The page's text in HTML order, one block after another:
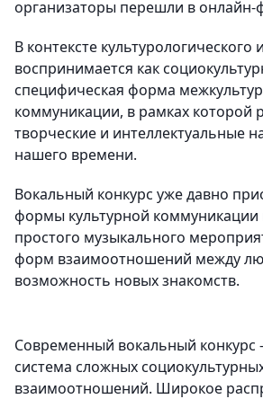
организаторы перешли в онлайн-
В контексте культурологического
воспринимается как
специфическая форма
коммуникации, в рамках которой
творческие и интеллектуальные
нашего времени.
Вокальный конкурс уже давно
формы культурной
простого музыкального
форм взаимоотношений между
возможность новых знакомств.
Современный вокальный конкурс
система сложных
взаимоотношений. Широкое